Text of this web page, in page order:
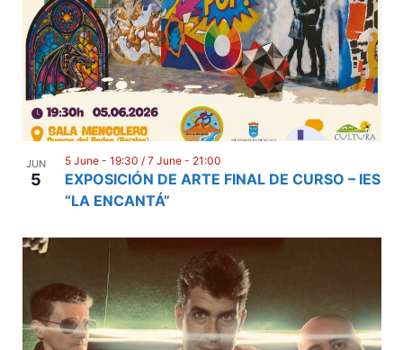
JUN
5
EXPOSICIÓN DE ARTE FINAL DE CURSO – IES
“LA ENCANTÁ”
5 June - 19:30 / 7 June - 21:00